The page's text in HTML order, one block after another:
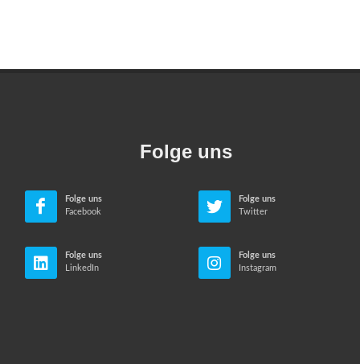
Folge uns
Folge uns
Facebook
Folge uns
Twitter
Folge uns
LinkedIn
Folge uns
Instagram